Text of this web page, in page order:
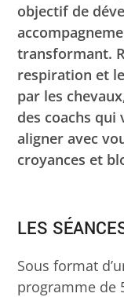
objectif de
transformant.
respiration et
par les
des coachs qui
aligner avec
croyances et
LES
Sous format
programme de